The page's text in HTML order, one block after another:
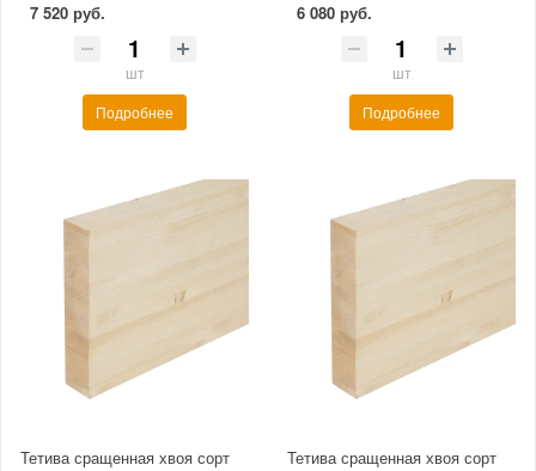
7 520 руб.
шт
Подробнее
6 080 руб.
шт
Подробнее
Тетива сращенная хвоя сорт
Тетива сращенная хвоя сорт